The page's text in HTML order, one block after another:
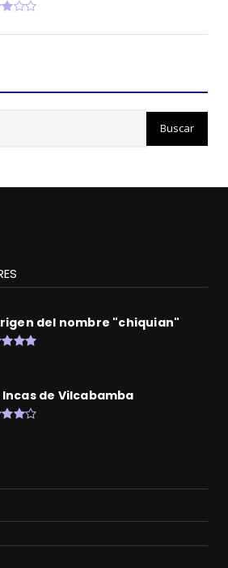
del nombre "chiquian"
Incas de Vilcabamba